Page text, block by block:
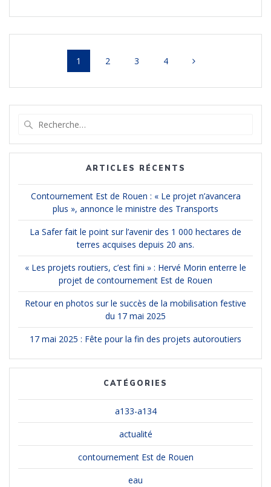
Navigation
des
articles
Page
1 Page
2 Page
3 Page
4
:
ARTICLES RÉCENTS
Contournement Est de Rouen : « Le projet n’avancera
plus », annonce le ministre des Transports
La Safer fait le point sur l’avenir des 1 000 hectares de
terres acquises depuis 20 ans.
« Les projets routiers, c’est fini » : Hervé Morin enterre le
projet de contournement Est de Rouen
Retour en photos sur le succès de la mobilisation festive
du 17 mai 2025
17 mai 2025 : Fête pour la fin des projets autoroutiers
CATÉGORIES
a133-a134
actualité
contournement Est de Rouen
eau